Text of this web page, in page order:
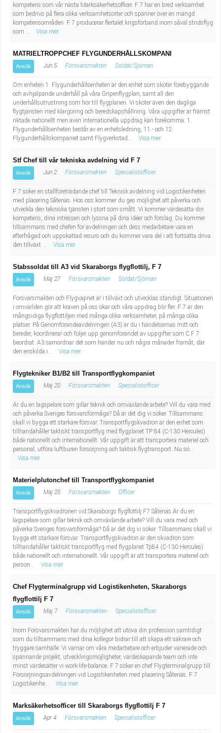
kompetens som vår nästa Marksäkerhetsofficer. F 7 har en bred verksamhet
som bedrivs på flera olika verksamhetsorter och spänner över en mängd
kompetensområden. F 7 producerar flertalet krigsförband inom såväl stridsflyg
som ...
Visa mer
MATRIELTROPPCHEF FLYGUNDERHÅLLSKOMPANI
Ansök Jun 5 Försvarsmakten Soldat/Sjöman
Om enheten 1. Flygunderhållsenheten är den enhet som sköter förebyggande
och avhjälpande underhåll på våra Gripenflygplan, samt all den
underhållsutrustning som hör till flygplanen. Vi sköter även den dagliga
flygtjänsten med klargöring och beredskapshållning. Våra uppgifter är främst
riktade nationellt men även internationella uppdrag kan förekomma. 1.
Flygunderhållsenheten består av en enhetsledning, 11.- och 12.
Flygunderhållskompaniet samt Flygverkstad...
Visa mer
Stf Chef till vår tekniska avdelning vid F 7
Ansök Jun 2 Försvarsmakten Specialistofficer
F 7 söker en ställföreträdande chef till Teknisk avdelning vid Logistikenheten
med placering Såtenäs. Hos oss kommer du ges möjlighet att påverka och
utveckla den tekniska tjänsten i stort som smått. Vi kommer värdesätta din
kompetens, dina intressen och lyssna på dina idéer och förslag. Du kommer
tillsammans med chefen för avdelningen och dess medarbetare vara en
efterfrågad och uppskattad resurs och du kommer vara del i att fortsätta driva
den tillväxt ...
Visa mer
Stabssoldat till A3 vid Skaraborgs flygflottilj, F 7
Ansök Maj 27 Försvarsmakten Soldat/Sjöman
Försvarsmakten och Flygvapnet är i tillväxt och utvecklas ständigt. Situationen
i omvärlden gör att kraven på oss ökar och våra uppdrag blir fler. F 7 är den
mångsidiga flygflottiljen med många olika verksamheter, på många olika
platser. På Genomförandeavdelningen (A3) är du i händelsernas mitt och
bereder, koordinerar och följer upp genomförandet av uppgifter som C F 7
beordrat. A3 samordnar det som händer nu och några månader framåt, där
den enskilda i...
Visa mer
Flygtekniker B1/B2 till Transportflygkompaniet
Ansök Maj 20 Försvarsmakten Specialistofficer
Är du en lagspelare som gillar teknik och omväxlande arbete? Vill du vara med
och påverka Sveriges försvarsförmåga? Då är det dig vi söker. Tillsammans
skall vi bygga ett starkare försvar. Transportflygskvadron är den enhet som
tillhandahåller taktiskt transportflyg med flygplanet TP 84 (C-130 Hercules)
både nationellt och internationellt. Vår uppgift är att transportera materiel och
personal, utföra luftburen försörjning och taktisk flygtransport. Nu sö...
Visa mer
Materielplutonchef till Transportflygkompaniet
Ansök Maj 20 Försvarsmakten Officer
Transportflygskvadronen vid Skaraborgs flygflottilj F7 Såtenäs Är du en
lagspelare som gillar teknik och omväxlande arbete? Vill du vara med och
påverka Sveriges försvarsförmåga? Då är det dig vi söker. Tillsammans skall vi
bygga ett starkare försvar. Transportflygskvadron är den skvadron som
tillhandahåller taktiskt transportflyg med flygplanet Tp84 (C-130 Hercules)
både nationellt och internationellt. Vår uppgift är att transportera materiel och
person...
Visa mer
Chef Flygterminalgrupp vid Logistikenheten, Skaraborgs
flygflottilj F 7
Ansök Maj 7 Försvarsmakten Specialistofficer
Inom Försvarsmakten har du möjlighet att utöva din profession samtidigt
som du tillsammans med dina kollegor bidrar till att skapa ett säkrare och
tryggare samhälle. Vi värnar om våra medarbetare och erbjuder varierade och
spännande projekt, utvecklingsmöjligheter, värdeskapande team och inte
minst värdesätter vi work-life-balance. F 7 söker en chef Flygterminalgrupp till
Försörjningsavdelningen vid Logistikenheten med placering Såtenäs. F 7
Logistikenhe...
Visa mer
Marksäkerhetsofficer till Skaraborgs flygflottilj F 7
Ansök Apr 4 Försvarsmakten Specialistofficer